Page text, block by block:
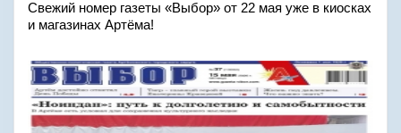
Свежий номер газеты «Выбор» от 22 мая уже в киосках
и магазинах Артёма!